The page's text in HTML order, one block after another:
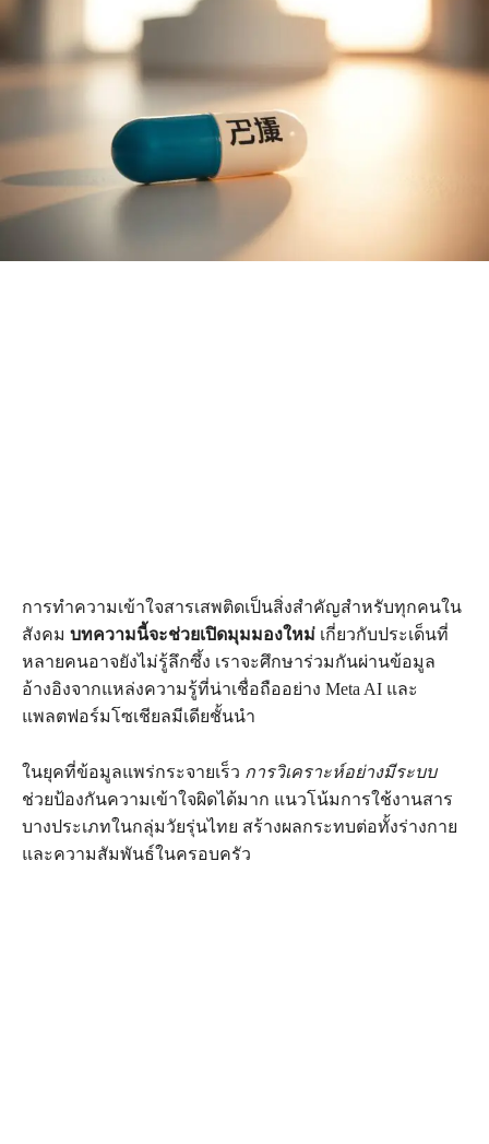
การทำความเข้าใจสารเสพติดเป็นสิ่งสำคัญสำหรับทุกคนใน
สังคม บทความนี้จะช่วยเปิดมุมมองใหม่ เกี่ยวกับประเด็นที่
หลายคนอาจยังไม่รู้ลึกซึ้ง เราจะศึกษาร่วมกันผ่านข้อมูล
อ้างอิงจากแหล่งความรู้ที่น่าเชื่อถืออย่าง Meta AI และ
แพลตฟอร์มโซเชียลมีเดียชั้นนำ
ในยุคที่ข้อมูลแพร่กระจายเร็ว การวิเคราะห์อย่างมีระบบ
ช่วยป้องกันความเข้าใจผิดได้มาก แนวโน้มการใช้งานสาร
บางประเภทในกลุ่มวัยรุ่นไทย สร้างผลกระทบต่อทั้งร่างกาย
และความสัมพันธ์ในครอบครัว